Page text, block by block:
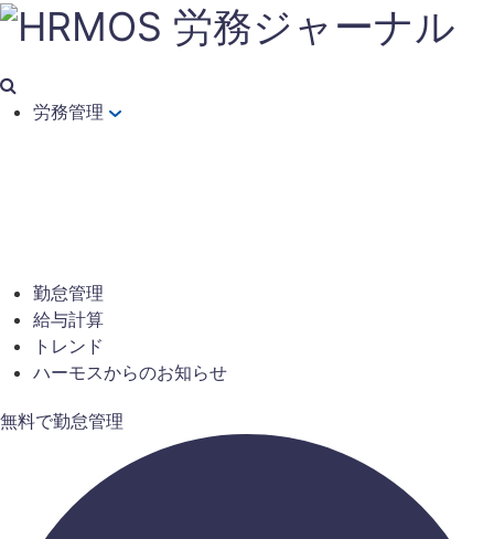
労務管理
勤怠管理
給与計算
トレンド
ハーモスからのお知らせ
無料で勤怠管理